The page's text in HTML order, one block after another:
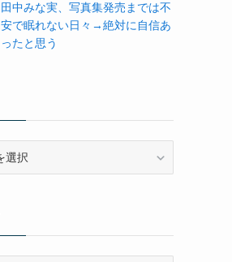
田中みな実、写真集発売までは不
安で眠れない日々→絶対に自信あ
ったと思う